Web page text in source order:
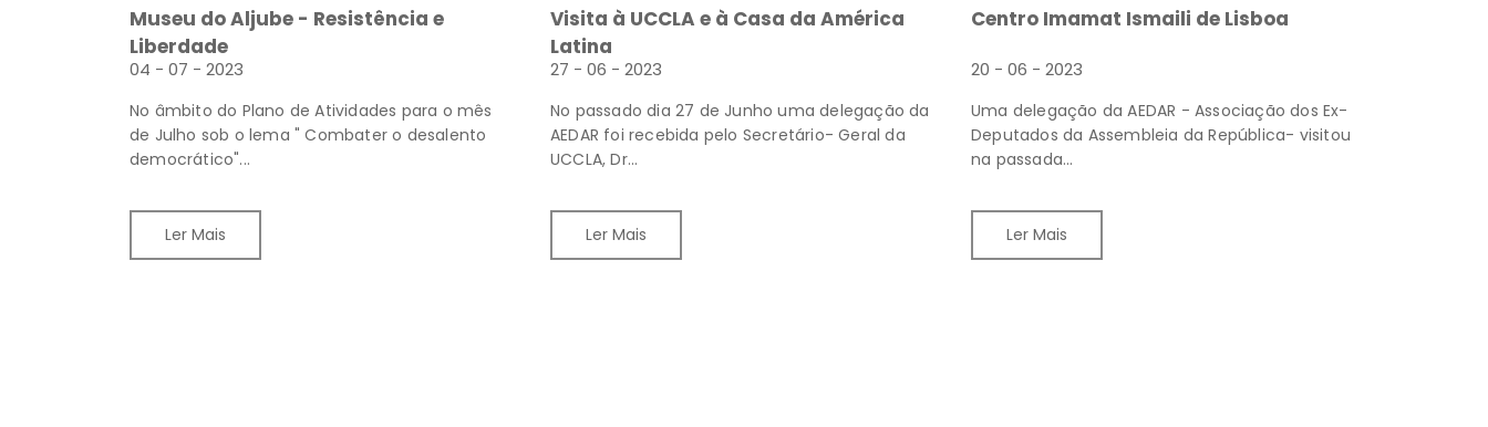
Museu do Aljube - Resistência e
Liberdade
04 - 07 - 2023
No âmbito do Plano de Atividades para o mês
de Julho sob o lema " Combater o desalento
democrático"...
Ler Mais
Visita à UCCLA e à Casa da América
Latina
27 - 06 - 2023
No passado dia 27 de Junho uma delegação da
AEDAR foi recebida pelo Secretário- Geral da
UCCLA, Dr...
Ler Mais
Centro Imamat Ismaili de Lisboa
20 - 06 - 2023
Uma delegação da AEDAR - Associação dos Ex-
Deputados da Assembleia da República- visitou
na passada...
Ler Mais